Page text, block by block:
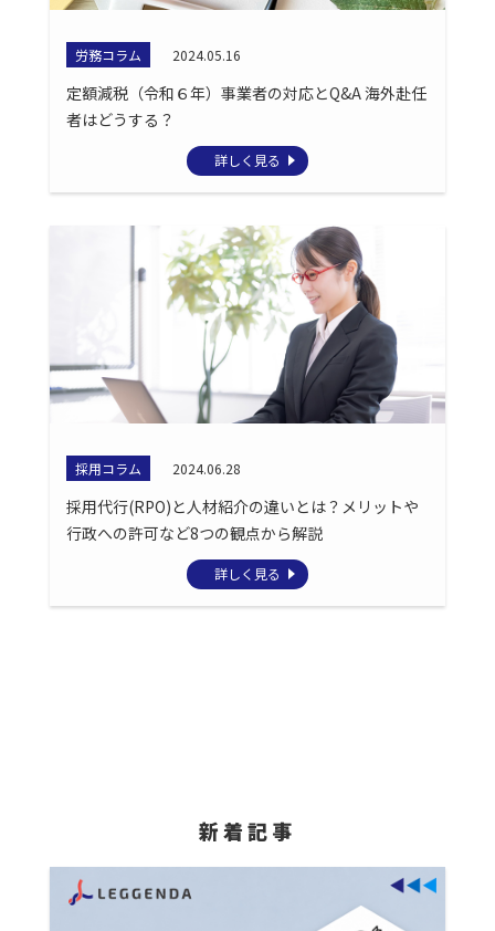
労務コラム 2024.05.16
定額減税（令和６年）事業者の対応とQ&A 海外赴任
者はどうする？
詳しく見る
採用コラム 2024.06.28
採用代行(RPO)と人材紹介の違いとは？メリットや
行政への許可など8つの観点から解説
詳しく見る
新着記事